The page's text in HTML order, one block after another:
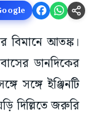
বিমানে আতঙ্ক।
ডানদিকের
সঙ্গে ইঞ্জিনটি
দিল্লিতে জরুরি